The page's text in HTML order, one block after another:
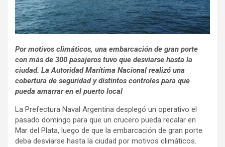
Por motivos climáticos, una embarcación de gran porte
con más de 300 pasajeros tuvo que desviarse hasta la
ciudad. La Autoridad Marítima Nacional realizó una
cobertura de seguridad y distintos controles para que
pueda amarrar en el puerto local
La Prefectura Naval Argentina desplegó un operativo el
pasado domingo para que un crucero pueda recalar en
Mar del Plata, luego de que la embarcación de gran porte
deba desviarse hasta la ciudad por motivos climáticos.